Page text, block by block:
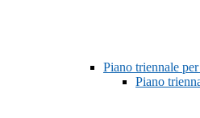
Piano triennale
Piano